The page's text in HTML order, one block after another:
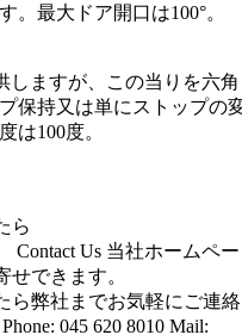
最大ドア開口は100°。
しますが、この当りを六
保持又は単にストップの
は100度。
ら
Contact Us 当社ホームペー
できます。
ら弊社までお気軽にご連絡
Phone: 045 620 8010 Mail: